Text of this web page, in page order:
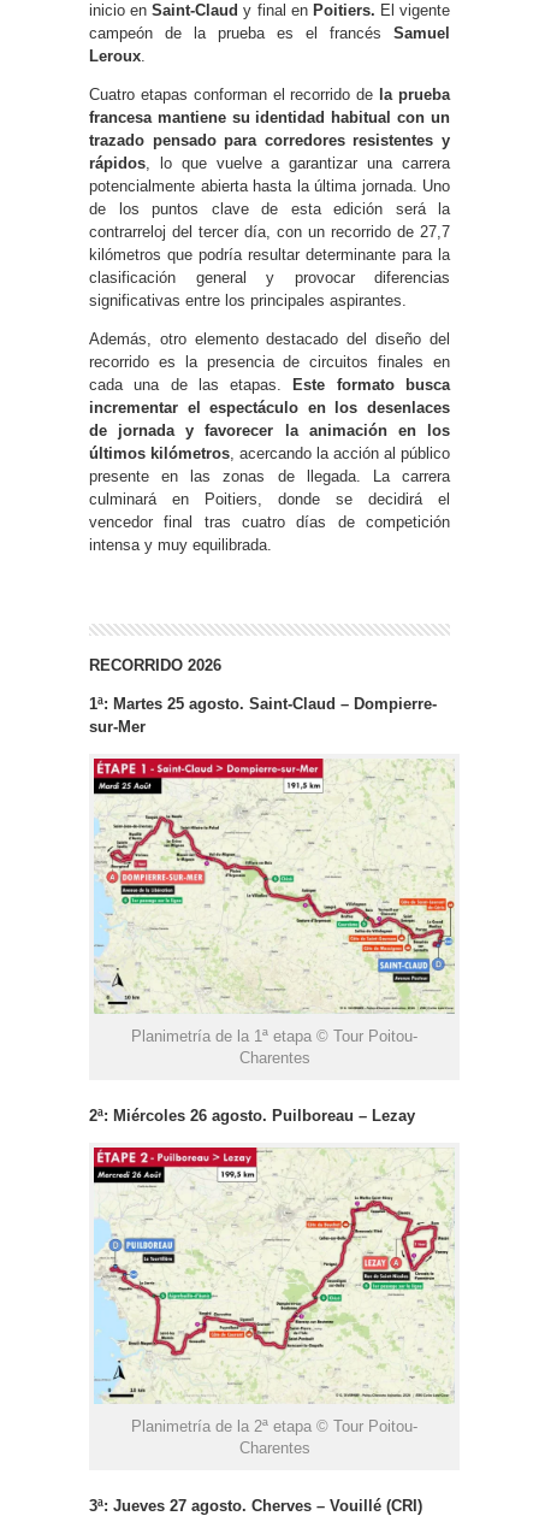
inicio enSaint-Claud y final en Poitiers. El vigente
campeón de la prueba es el francés Samuel
Leroux.
Cuatro etapas conforman el recorrido de la prueba
francesa mantiene su identidad habitual con un
trazado pensado para corredores resistentes y
rápidos, lo que vuelve a garantizar una carrera
potencialmente abierta hasta la última jornada. Uno
de los puntos clave de esta edición será la
contrarreloj del tercer día, con un recorrido de 27,7
kilómetros que podría resultar determinante para la
clasificación general y provocar diferencias
significativas entre los principales aspirantes.
Además, otro elemento destacado del diseño del
recorrido es la presencia de circuitos finales en
cada una de las etapas.
Este formato busca
incrementar el espectáculo en los desenlaces
de jornada y favorecer la animación en los
últimos kilómetros, acercando la acción al público
presente en las zonas de llegada. La carrera
culminará en Poitiers, donde se decidirá el
vencedor final tras cuatro días de competición
intensa y muy equilibrada.
RECORRIDO 2026
1ª: Martes 25 agosto. Saint-Claud – Dompierre-
sur-Mer
Planimetría de la 1ª etapa © Tour Poitou-
Charentes
2ª: Miércoles 26 agosto. Puilboreau – Lezay
Planimetría de la 2ª etapa © Tour Poitou-
Charentes
3ª: Jueves 27 agosto. Cherves – Vouillé (CRI)